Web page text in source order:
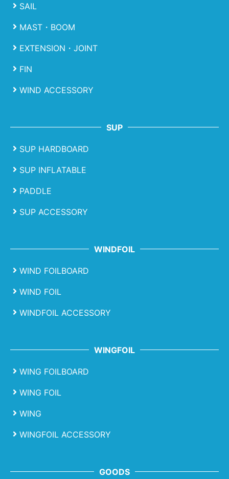
SAIL
MAST・BOOM
EXTENSION・JOINT
FIN
WIND ACCESSORY
SUP
SUP HARDBOARD
SUP INFLATABLE
PADDLE
SUP ACCESSORY
WINDFOIL
WIND FOILBOARD
WIND FOIL
WINDFOIL ACCESSORY
WINGFOIL
WING FOILBOARD
WING FOIL
WING
WINGFOIL ACCESSORY
GOODS